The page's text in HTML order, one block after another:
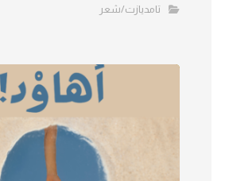
تامديازت/شعر